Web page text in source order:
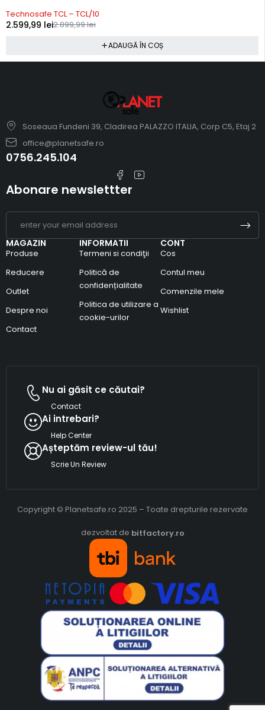
Technosafe TCL – TCL/10
2.899,99lei
2.599,99 lei
ADAUGĂ ÎN COȘ
Soseaua Fundeni 39, Cladirea PALAZZO ITALIA, Corp C5, Etaj 2
office@planetsafe.ro
0756.245.104
MAGAZIN
Produse
Reducere
Outlet
Despre noi
Contact
INFORMATII
Termeni si condiţii
Politică de
confidențialitate
Politica de utilizare a
cookie-urilor
CONT
Cos
Contul meu
Comenzile mele
Wishlist
Abonare newslettter
Nu ai găsit ce căutai?
Contact
Ai intrebari?
Help Center
Așteptăm review-ul tău!
Scrie Un Review
Copyright © Planetsafe.ro 2025 – Toate drepturile rezervate
dezvoltat de bitfactory.ro